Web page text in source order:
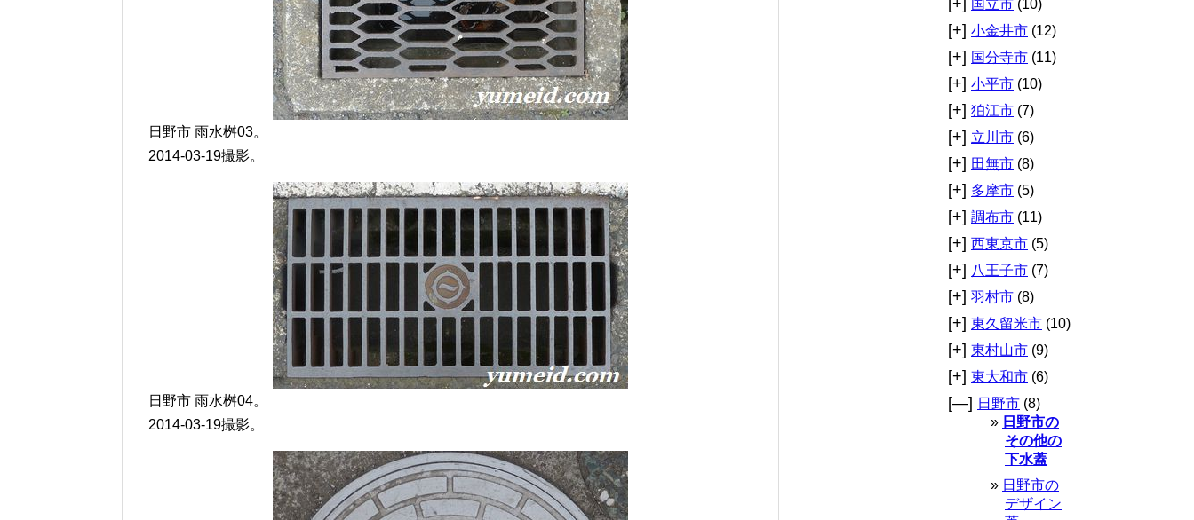
日野市 雨水桝03。
2014-03-19撮影。
日野市 雨水桝04。
2014-03-19撮影。
[+] 国立市 (10)
[+] 小金井市 (12)
[+] 国分寺市 (11)
[+] 小平市 (10)
[+] 狛江市 (7)
[+] 立川市 (6)
[+] 田無市 (8)
[+] 多摩市 (5)
[+] 調布市 (11)
[+] 西東京市 (5)
[+] 八王子市 (7)
[+] 羽村市 (8)
[+] 東久留米市 (10)
[+] 東村山市 (9)
[+] 東大和市 (6)
[—] 日野市 (8)
日野市の
その他の
下水蓋
日野市の
デザイン